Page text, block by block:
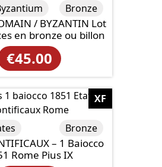
/ BYZANTIN Lot
en bronze ou billon
€45.00
Bronze
XF
– 1 Baiocco
Rome Pius IX
Bronze